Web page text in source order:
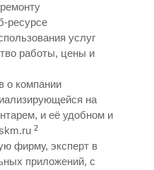
ресурсе
услуг
работы, цены и
о компании
на
и её удобном и
2
фирму, эксперт в
приложений, с